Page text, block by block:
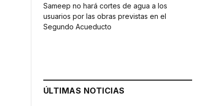
Sameep no hará cortes de agua a los
usuarios por las obras previstas en el
Segundo Acueducto
ÚLTIMAS NOTICIAS